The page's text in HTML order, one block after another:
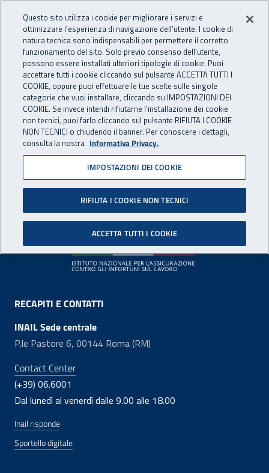
INAIL - Istituto Nazionale
Apri cerca
Navigazione principale
Pagina non disponibile
Il contenuto non è stato trovato. Per continuare la
navigazione è possibile ritornare alla
Footer
RECAPITI E CONTATTI
INAIL Sede centrale
P.le Pastore 6, 00144 Roma (RM)
Contact Center
(+39) 06.6001
Dal lunedì al venerdì dalle 9.00 alle 18.00
Inail risponde
Sportello digitale
Questo sito utilizza i cookie per migliorare i servizi e
ottimizzare l’esperienza di navigazione dell’utente. I cookie di
natura tecnica sono indispensabili per permettere il corretto
funzionamento del sito. Solo previo consenso dell’utente,
possono essere installati ulteriori tipologie di cookie. Puoi
accettare tutti i cookie cliccando sul pulsante ACCETTA TUTTI I
COOKIE, oppure puoi effettuare le tue scelte sulle singole
categorie che vuoi installare, cliccando su IMPOSTAZIONI DEI
COOKIE. Se invece intendi rifiutarne l’installazione dei cookie
non tecnici, puoi farlo cliccando sul pulsante RIFIUTA I COOKIE
NON TECNICI o chiudendo il banner. Per conoscere i dettagli,
consulta la nostra Informativa Privacy.
IMPOSTAZIONI DEI COOKIE
RIFIUTA I COOKIE NON TECNICI
ACCETTA TUTTI I COOKIE